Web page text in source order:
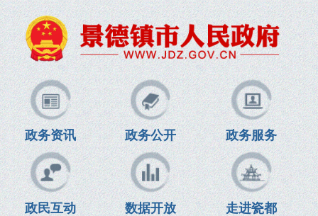
政务资讯 政务公开 政务服务
政民互动 数据开放 走进瓷都